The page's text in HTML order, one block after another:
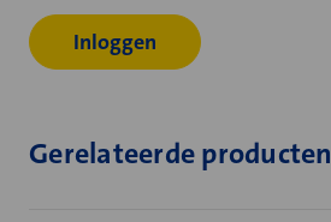
Inloggen
Gerelateerde producten